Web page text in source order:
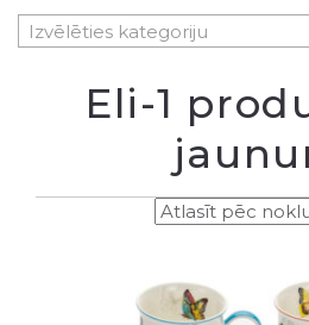
Izvēlēties kategoriju
Eli-1